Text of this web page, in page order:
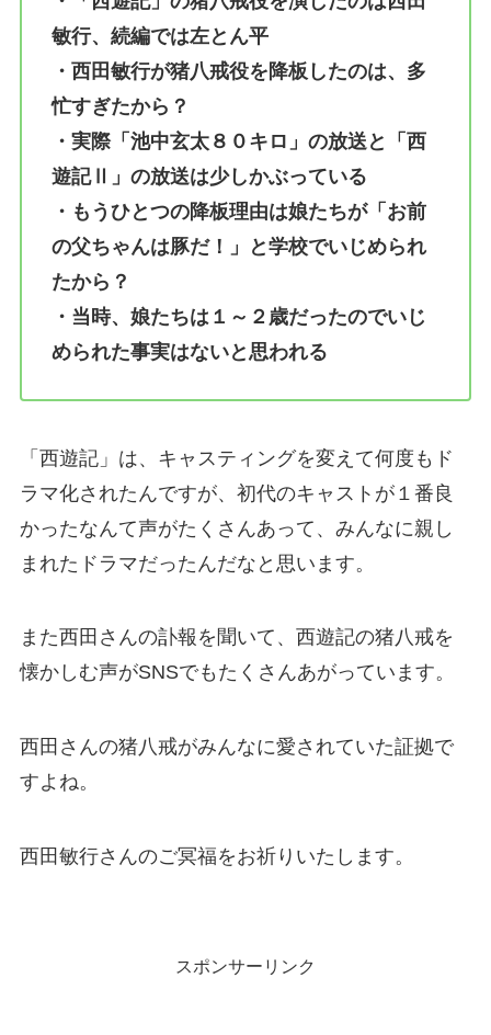
敏行、続編では左とん平
・西田敏行が猪八戒役を降板したのは、多
忙すぎたから？
・実際「池中玄太８０キロ」の放送と「西
遊記Ⅱ」の放送は少しかぶっている
・もうひとつの降板理由は娘たちが「お前
の父ちゃんは豚だ！」と学校でいじめられ
たから？
・当時、娘たちは１～２歳だったのでいじ
められた事実はないと思われる
「西遊記」は、キャスティングを変えて何度もド
ラマ化されたんですが、初代のキャストが１番良
かったなんて声がたくさんあって、みんなに親し
まれたドラマだったんだなと思います。
また西田さんの訃報を聞いて、西遊記の猪八戒を
懐かしむ声がSNSでもたくさんあがっています。
西田さんの猪八戒がみんなに愛されていた証拠で
すよね。
西田敏行さんのご冥福をお祈りいたします。
スポンサーリンク